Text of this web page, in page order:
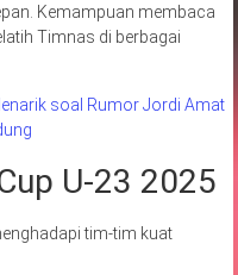
Kemampuan membaca
Timnas di berbagai
soal Rumor Jordi Amat
U-23 2025
tim-tim kuat